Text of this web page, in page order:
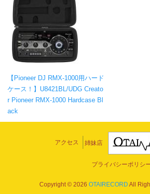
【Pioneer DJ RMX-1000用ハード
ケース！】U8421BL/UDG Creato
r Pioneer RMX-1000 Hardcase Bl
ack
アクセス 姉妹店
プライバシーポリシ
Copyright © 2026 OTAIRECORD All